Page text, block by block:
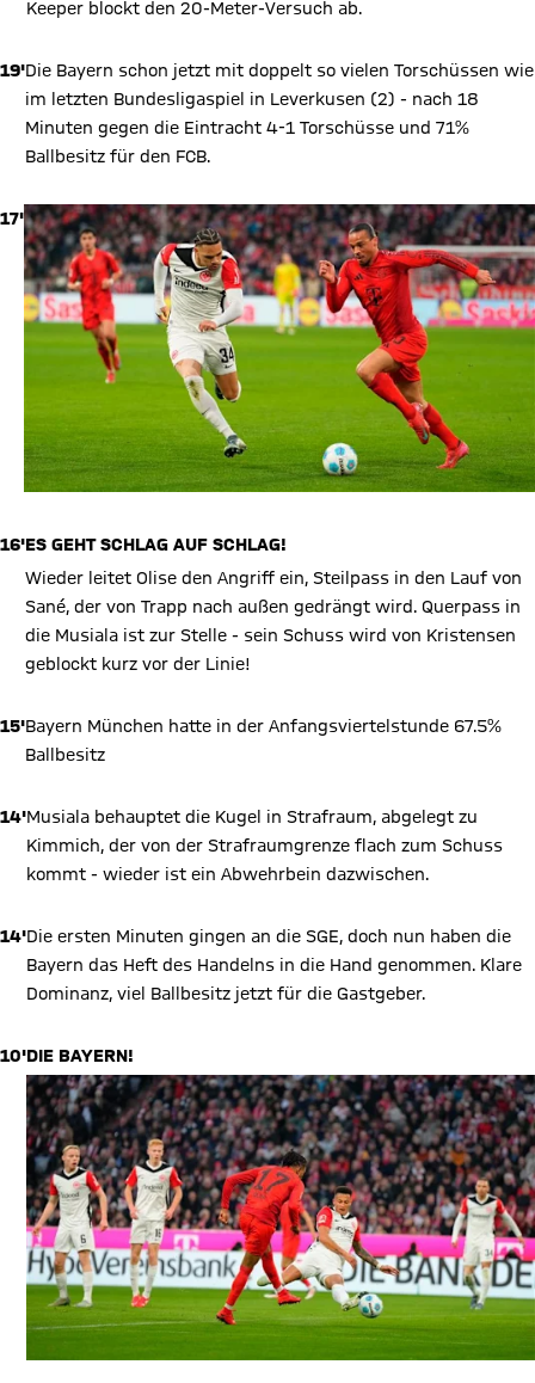
Keeper blockt den 20-Meter-Versuch ab.
19'Die Bayern schon jetzt mit doppelt so vielen Torschüssen wie
im letzten Bundesligaspiel in Leverkusen (2) - nach 18
Minuten gegen die Eintracht 4-1 Torschüsse und 71%
Ballbesitz für den FCB.
17'
16'ES GEHT SCHLAG AUF SCHLAG!
Wieder leitet Olise den Angriff ein, Steilpass in den Lauf von
Sané, der von Trapp nach außen gedrängt wird. Querpass in
die Musiala ist zur Stelle - sein Schuss wird von Kristensen
geblockt kurz vor der Linie!
15'Bayern München hatte in der Anfangsviertelstunde 67.5%
Ballbesitz
14'Musiala behauptet die Kugel in Strafraum, abgelegt zu
Kimmich, der von der Strafraumgrenze flach zum Schuss
kommt - wieder ist ein Abwehrbein dazwischen.
14'Die ersten Minuten gingen an die SGE, doch nun haben die
Bayern das Heft des Handelns in die Hand genommen. Klare
Dominanz, viel Ballbesitz jetzt für die Gastgeber.
10'DIE BAYERN!